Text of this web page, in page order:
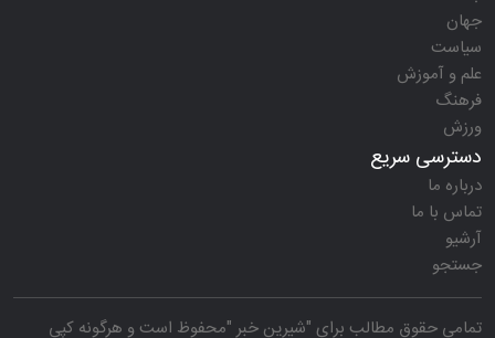
جهان
سیاست
علم و آموزش
فرهنگ
ورزش
دسترسی سریع
درباره ما
تماس با ما
آرشیو
جستجو
تمامی حقوق مطالب برای "شیرین خبر"محفوظ است و هرگونه کپی